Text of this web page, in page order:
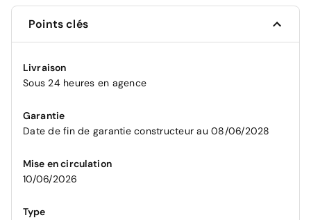
Points clés
Livraison
Sous 24 heures en agence
Garantie
Date de fin de garantie constructeur au 08/06/2028
Mise en circulation
10/06/2026
Type